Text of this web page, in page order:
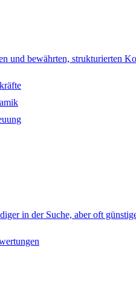
und bewährten, strukturierten
in der Suche, aber oft